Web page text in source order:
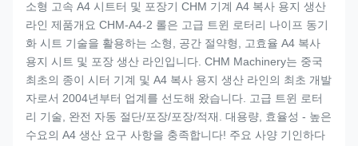
소형 고속 A4 시트터 및 포장기 CHM 기계 A4 복사 용지 생산
라인 제품개요 CHM-A4-2 롤은 고급 트윈 로터리 나이프 동기
화 시트 기술을 활용하는 소형, 공간 절약형, 고효율 A4 복사
용지 시트 및 포장 생산 라인입니다. CHM Machinery는 중국
최초의 종이 시터 기계 및 A4 복사 용지 생산 라인의 최초 개발
자로서 2004년부터 업계를 선도해 왔습니다. 고급 트윈 로터
리 기술, 완전 자동 절단/포장/포장/적재. 대용량, 효율성 - 높은
수요의 A4 생산 요구 사항을 충족합니다! 주요 사양 기인하다